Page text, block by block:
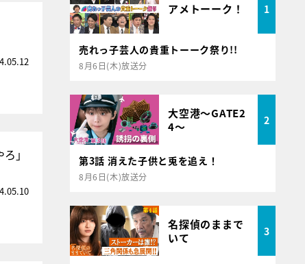
」
アメトーーク！ 1
売れっ子芸人の貴重トーーク祭り!!
8月6日(木)放送分
大空港～GATE2
4～
2
第3話 消えた子供と兎を追え！
8月6日(木)放送分
名探偵のままで
いて
3